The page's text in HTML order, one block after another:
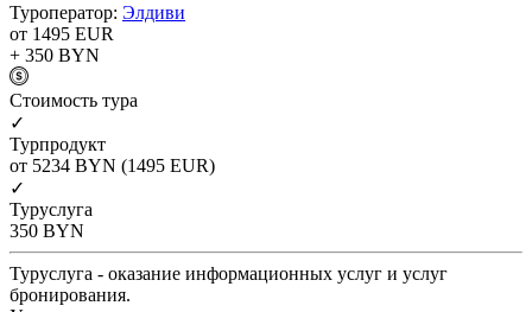
Туроператор: Элдиви
от 1495 EUR
+ 350 BYN
Cтоимость тура
✓
Турпродукт
от 5234 BYN (1495 EUR)
✓
Туруслуга
350 BYN
Туруслуга - оказание информационных услуг и услуг
бронирования.